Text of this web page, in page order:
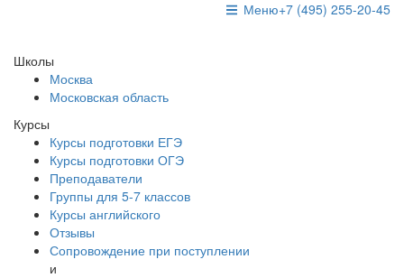
+7 (495) 255-20-45
Меню
Школы
Москва
Московская область
Курсы
Курсы подготовки ЕГЭ
Курсы подготовки ОГЭ
Преподаватели
Группы для 5-7 классов
Курсы английского
Отзывы
Сопровождение при поступлении
и